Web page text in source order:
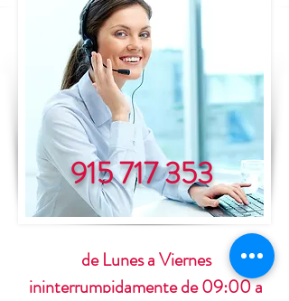
915 717 353
de Lunes a Viernes
ininterrumpidamente de 09:00 a